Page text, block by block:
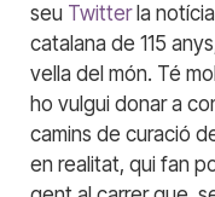
seu Twitterla
catalana de 115
vella del món. Té
ho vulgui donar a
camins de curació
en realitat, qui fan